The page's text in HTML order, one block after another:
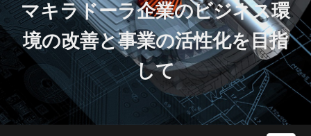
マキラドーラ企業のビジネス環
境の改善と事業の活性化を目指
して